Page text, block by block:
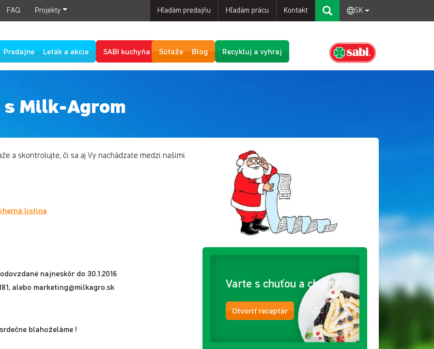
FAQ Projekty Hľadám predajňu Hľadám prácu Kontakt SK
Predajne Leták a akcie SABI kuchyňa Súťaže Blog Recykluj a vyhraj
Milk-Agrom
a skontrolujte, či sa aj Vy nachádzate medzi našimi
listina
najneskôr do 30.1.2016
alebo marketing@milkagro.sk
blahoželáme !
Varte s chuťou a chutne
Otvoriť receptár